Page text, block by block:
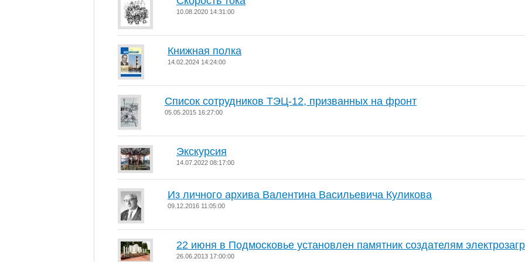
10.08.2020 14:31:00
Книжная полка
14.02.2024 14:24:00
Список сотрудников ТЭЦ-12, призванных на фронт
05.05.2015 16:27:00
Экскурсия
14.07.2022 08:17:00
Из личного архива Валентина Васильевича Куликова
09.12.2016 11:05:00
22 июня в Подмосковье установлен памятник создателям
26.06.2013 17:00:00